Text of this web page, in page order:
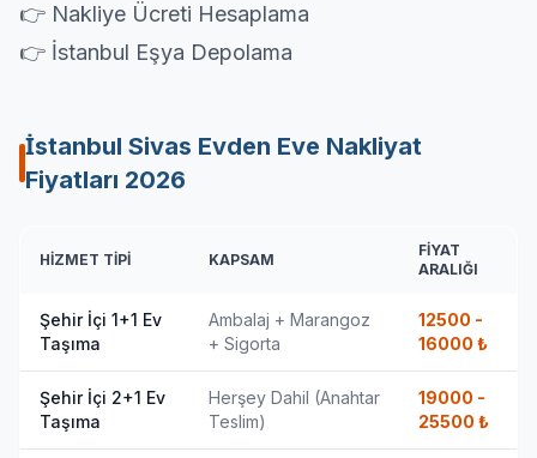
👉 Nakliye Ücreti Hesaplama
👉 İstanbul Eşya Depolama
İstanbul Sivas Evden Eve Nakliyat
Fiyatları 2026
HIZMET TIPI KAPSAM
FIYAT
ARALIĞI
Şehir İçi 1+1 Ev
Taşıma
Ambalaj + Marangoz
+ Sigorta
12500 -
16000 ₺
Şehir İçi 2+1 Ev
Taşıma
Herşey Dahil (Anahtar
Teslim)
19000 -
25500 ₺